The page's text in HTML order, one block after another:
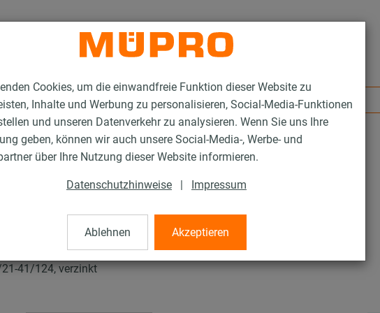
Cookies, um die einwandfreie Funktion dieser Website zu
Inhalte und Werbung zu personalisieren, Social-Media-Funktionen
und unseren Datenverkehr zu analysieren. Wenn Sie uns Ihre
geben, können wir auch unsere Social-Media-, Werbe- und
über Ihre Nutzung dieser Website informieren.
Datenschutzhinweise | Impressum
Ablehnen Akzeptieren
für die Lüftungsbefestigung
90° Typ S+
41/124, verzinkt